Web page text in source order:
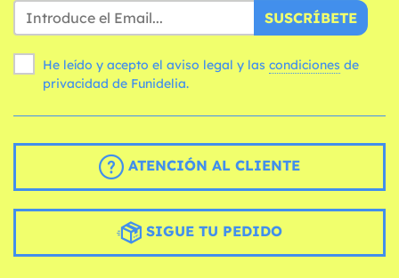
SUSCRÍBETE
He leído y acepto el aviso legal y las condiciones
privacidad de Funidelia.
ATENCIÓN AL CLIENTE
SIGUE TU PEDIDO